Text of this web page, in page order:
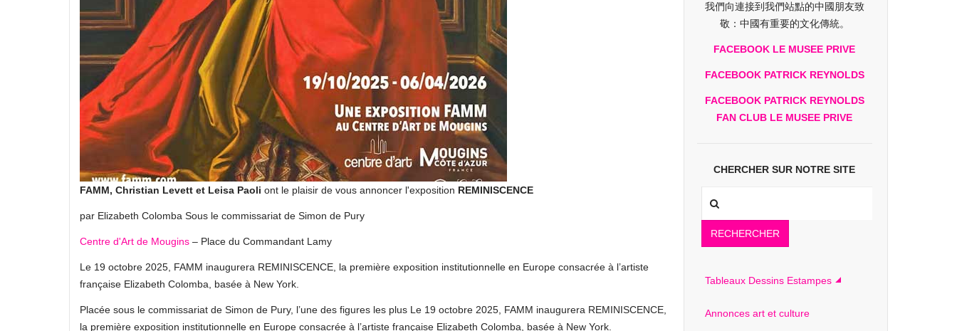
FAMM, Christian Levett et Leisa Paoli ont le plaisir de vous annoncer l'exposition REMINISCENCE
par Elizabeth Colomba Sous le commissariat de Simon de Pury
Centre d'Art de Mougins – Place du Commandant Lamy
Le 19 octobre 2025, FAMM inaugurera REMINISCENCE, la première exposition institutionnelle en Europe consacrée à l’artiste
française Elizabeth Colomba, basée à New York.
Placée sous le commissariat de Simon de Pury, l’une des figures les plus Le 19 octobre 2025, FAMM inaugurera REMINISCENCE,
la première exposition institutionnelle en Europe consacrée à l’artiste française Elizabeth Colomba, basée à New York.
我們向連接到我們站點的中國朋友致
敬：中國有重要的文化傳統。
FACEBOOK LE MUSEE PRIVE
FACEBOOK PATRICK REYNOLDS
FACEBOOK PATRICK REYNOLDS
FAN CLUB LE MUSEE PRIVE
CHERCHER SUR NOTRE SITE
RECHERCHER
Tableaux Dessins Estampes
Annonces art et culture